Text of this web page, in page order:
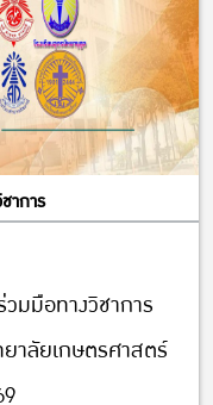
าการ
มมือทางวิชาการ
าลัยเกษตรศาสตร์